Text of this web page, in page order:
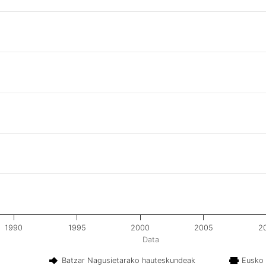
Data
Batzar Nagusietarako hauteskundeak
1990 1995 2000 2005